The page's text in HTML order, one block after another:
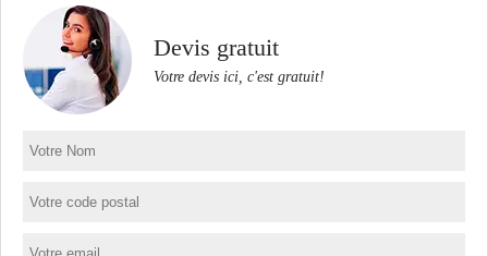
Devis gratuit
Votre devis ici, c'est gratuit!